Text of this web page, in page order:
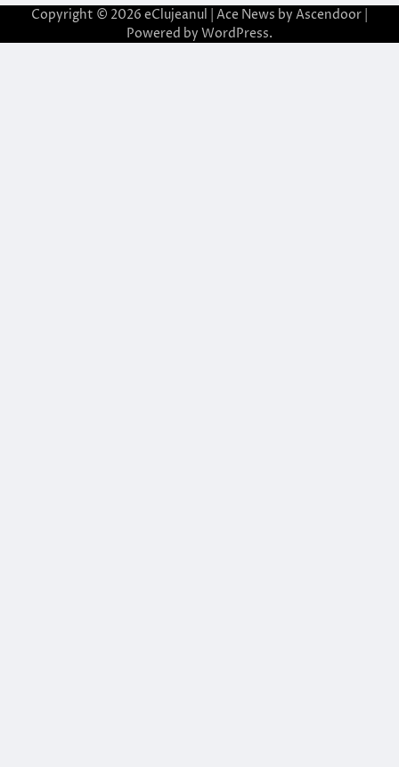
Copyright © 2026 eClujeanul | Ace News by Ascendoor
Powered by WordPress.